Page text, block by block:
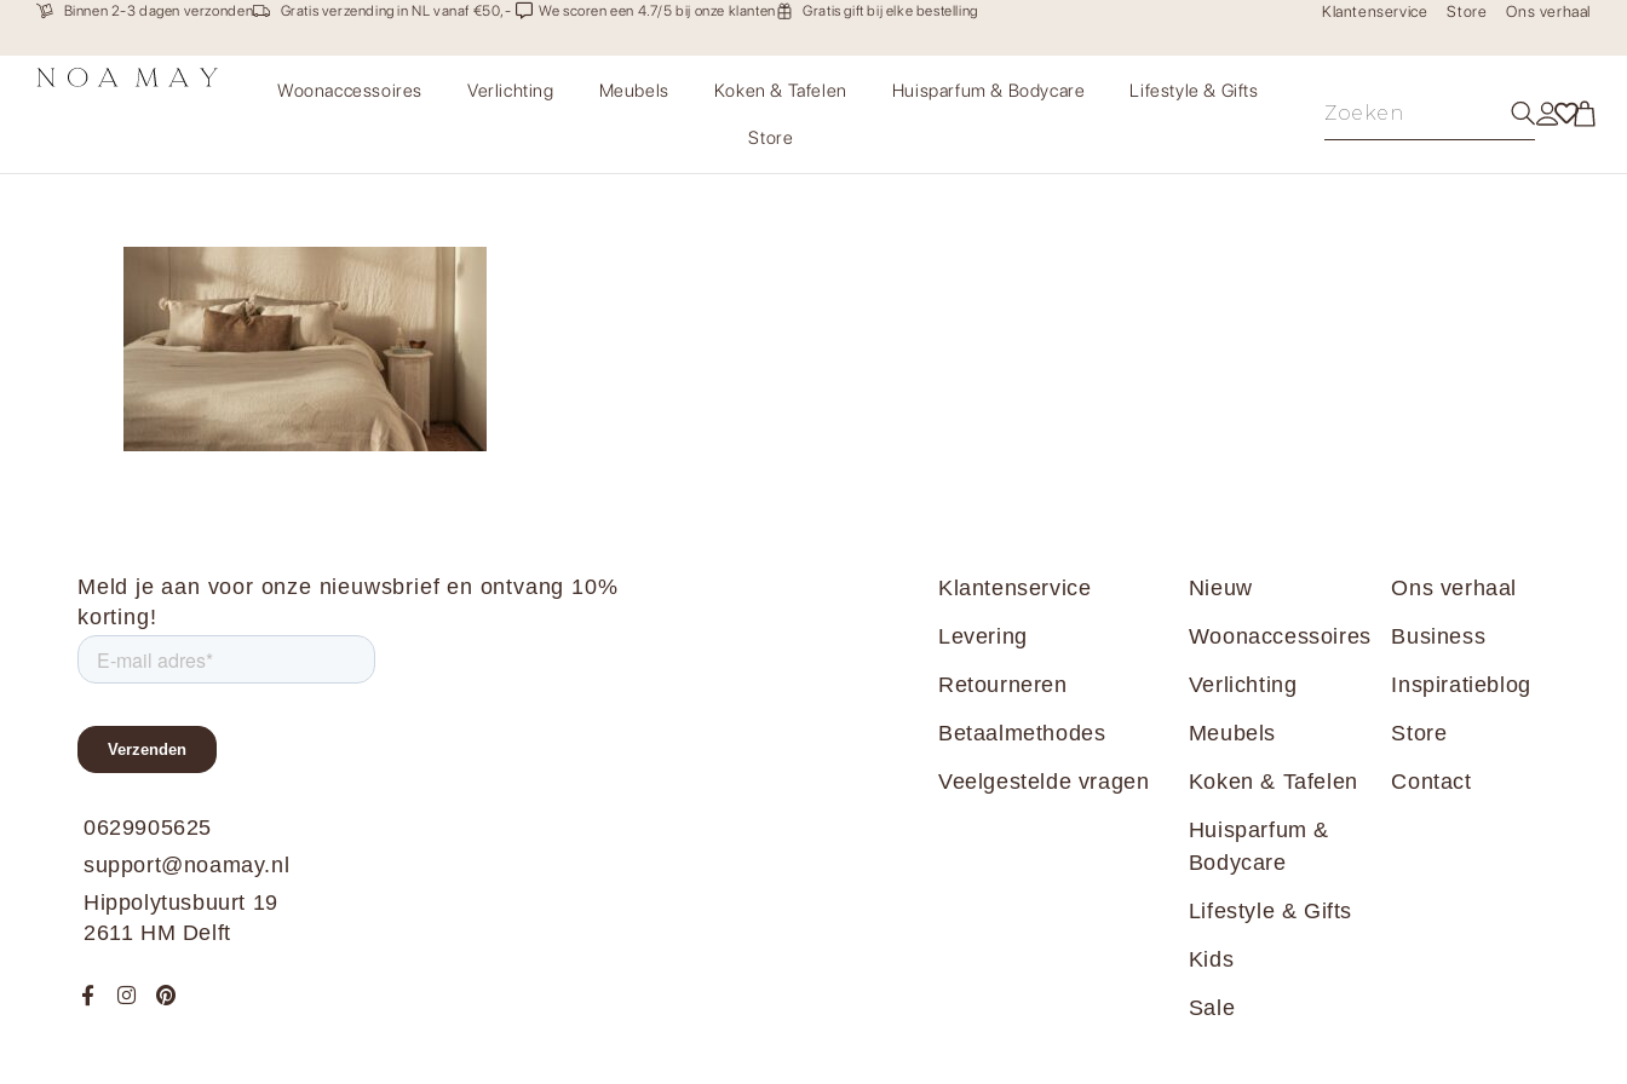
Binnen 2-3 dagen verzonden Gratis verzending in NL vanaf €50,- We scoren een 4.7/5 bij onze klanten Gratis gift bij elke bestelling Klantenservice Store Ons verhaal
Woonaccessoires Verlichting Meubels Koken & Tafelen Huisparfum & Bodycare Lifestyle & Gifts
Store
Meld je aan voor onze nieuwsbrief en ontvang 10%
korting!
0629905625
support@noamay.nl
Hippolytusbuurt 19
2611 HM Delft
Klantenservice
Levering
Retourneren
Betaalmethodes
Veelgestelde vragen
Nieuw
Woonaccessoires
Verlichting
Meubels
Koken & Tafelen
Huisparfum &
Bodycare
Lifestyle & Gifts
Kids
Sale
Ons verhaal
Business
Inspiratieblog
Store
Contact